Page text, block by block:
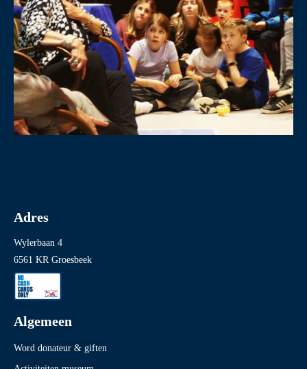
Adres
Wylerbaan 4
6561 KR Groesbeek
Algemeen
Word donateur & giften